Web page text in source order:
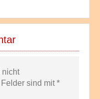
nicht
sind mit*